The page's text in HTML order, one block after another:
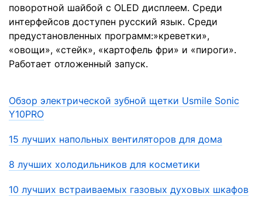
поворотной шайбой с OLED дисплеем. Среди
интерфейсов доступен русский язык. Среди
предустановленных программ:»креветки»,
«овощи», «стейк», «картофель фри» и «пироги».
Работает отложенный запуск.
Обзор электрической зубной щетки Usmile Sonic
Y10PRO
15 лучших напольных вентиляторов для дома
8 лучших холодильников для косметики
10 лучших встраиваемых газовых духовых шкафов